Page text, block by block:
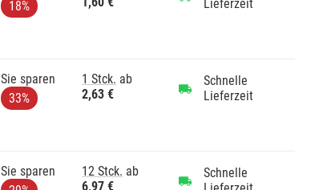
18%
Lieferzeit
Sie sparen
33%
1 Stck. ab
2,63 €
Schnelle
Lieferzeit
Sie sparen
12 Stck. ab
6,97 €
Schnelle